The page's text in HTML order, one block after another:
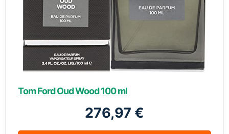
Tom Ford Oud Wood 100 ml
276,97 €